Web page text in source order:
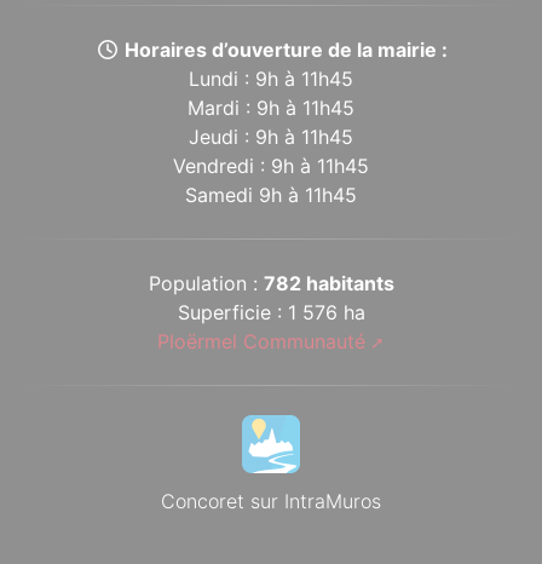
Horaires d’ouverture de la mairie :
Lundi : 9h à 11h45
Mardi : 9h à 11h45
Jeudi : 9h à 11h45
Vendredi : 9h à 11h45
Samedi 9h à 11h45
Population : 782 habitants
Superficie : 1 576 ha
Ploërmel Communauté
Concoret sur IntraMuros